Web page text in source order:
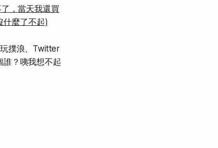
，當天我還買
什麼了不起)
撲浪、Twitter
誰？咦我想不起